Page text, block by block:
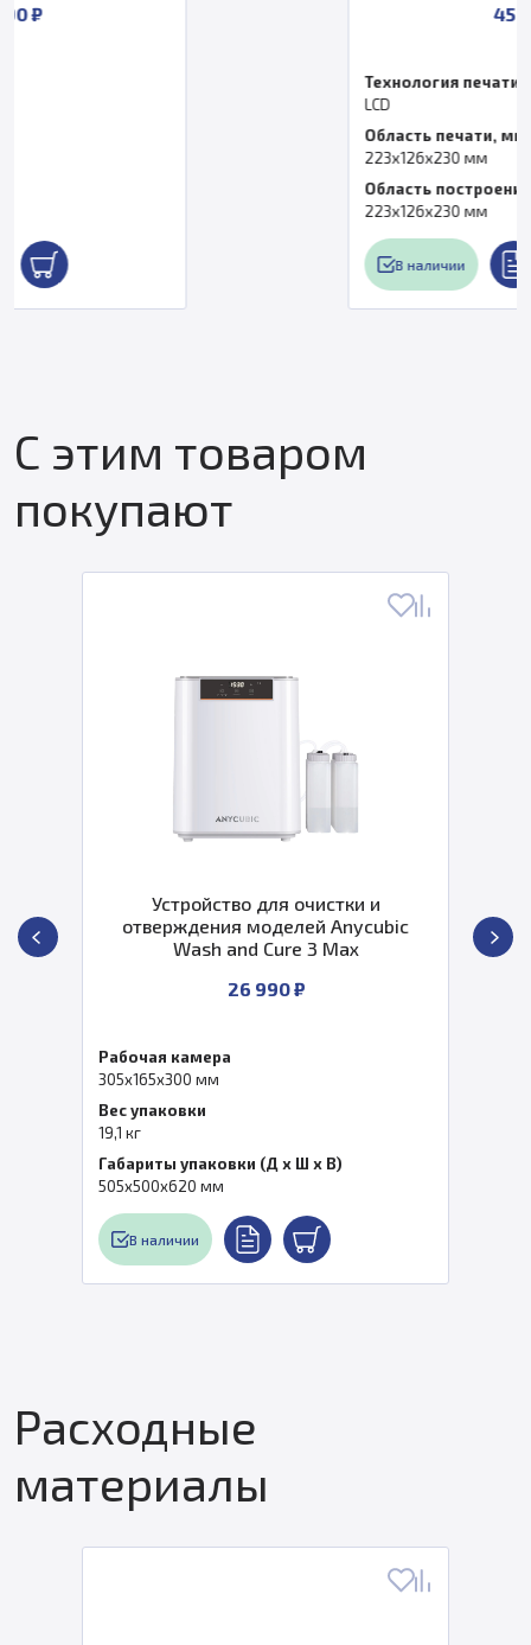
С этим товаром
покупают
Устройство для очистки и
отверждения моделей Anycubic
Wash and Cure 3 Max
26 990 ₽
Рабочая камера
305x165x300 мм
Вес упаковки
19,1 кг
Габариты упаковки (Д x Ш x В)
505x500x620 мм
В наличии
Расходные
материалы